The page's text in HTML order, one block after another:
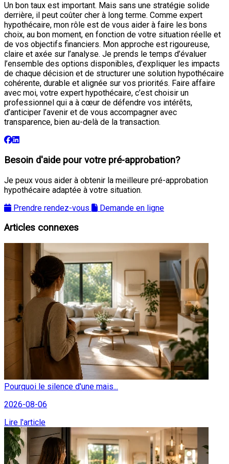
Un bon taux est important. Mais sans une stratégie solide
derrière, il peut coûter cher à long terme. Comme expert
hypothécaire, mon rôle est de vous aider à faire les bons
choix, au bon moment, en fonction de votre situation réelle et
de vos objectifs financiers. Mon approche est rigoureuse,
claire et axée sur l’analyse. Je prends le temps d’évaluer
l’ensemble des options disponibles, d’expliquer les impacts
de chaque décision et de structurer une solution hypothécaire
cohérente, durable et alignée sur vos priorités. Faire affaire
avec moi, votre expert hypothécaire, c’est choisir un
professionnel qui a à cœur de défendre vos intérêts,
d’anticiper l’avenir et de vous accompagner avec
transparence, bien au-delà de la transaction.
Besoin d'aide pour votre pré-approbation?
Je peux vous aider à obtenir la meilleure pré-approbation
hypothécaire adaptée à votre situation.
Prendre rendez-vous
Demande en ligne
Articles connexes
Pourquoi le silence d'une mais...
2026-08-06
Lire l'article